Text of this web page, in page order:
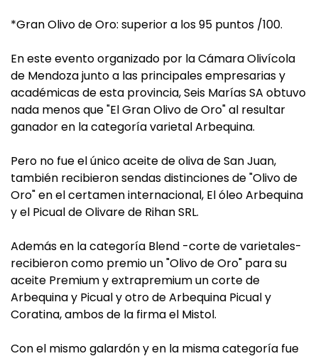
*Gran Olivo de Oro: superior a los 95 puntos /100.
En este evento organizado por la Cámara Olivícola
de Mendoza junto a las principales empresarias y
académicas de esta provincia, Seis Marías SA obtuvo
nada menos que "El Gran Olivo de Oro" al resultar
ganador en la categoría varietal Arbequina.
Pero no fue el único aceite de oliva de San Juan,
también recibieron sendas distinciones de "Olivo de
Oro" en el certamen internacional, El óleo Arbequina
y el Picual de Olivare de Rihan SRL.
Además en la categoría Blend -corte de varietales-
recibieron como premio un "Olivo de Oro" para su
aceite Premium y extrapremium un corte de
Arbequina y Picual y otro de Arbequina Picual y
Coratina, ambos de la firma el Mistol.
Con el mismo galardón y en la misma categoría fue